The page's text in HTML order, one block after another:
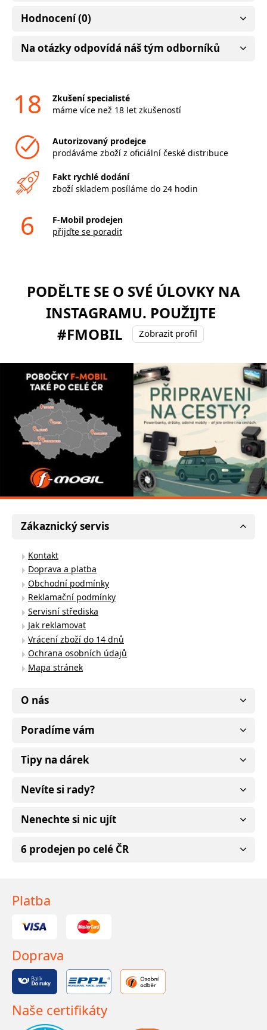
Hodnocení (0)
Na otázky odpovídá náš tým odborníků
18
Zkušení specialisté
máme více než 18 let zkušeností
Autorizovaný prodejce
prodáváme zboží z oficiální české distribuce
Fakt rychlé dodání
zboží skladem posíláme do 24 hodin
6
F-Mobil prodejen
přijďte se poradit
PODĚLTE SE O SVÉ ÚLOVKY NA
INSTAGRAMU. POUŽIJTE
#FMOBIL
Zobrazit profil
Zákaznický servis
Kontakt
Doprava a platba
Obchodní podmínky
Reklamační podmínky
Servisní střediska
Jak reklamovat
Vrácení zboží do 14 dnů
Ochrana osobních údajů
Mapa stránek
O nás
Poradíme vám
Tipy na dárek
Nevíte si rady?
Nenechte si nic ujít
6 prodejen po celé ČR
Platba
Doprava
Naše certifikáty